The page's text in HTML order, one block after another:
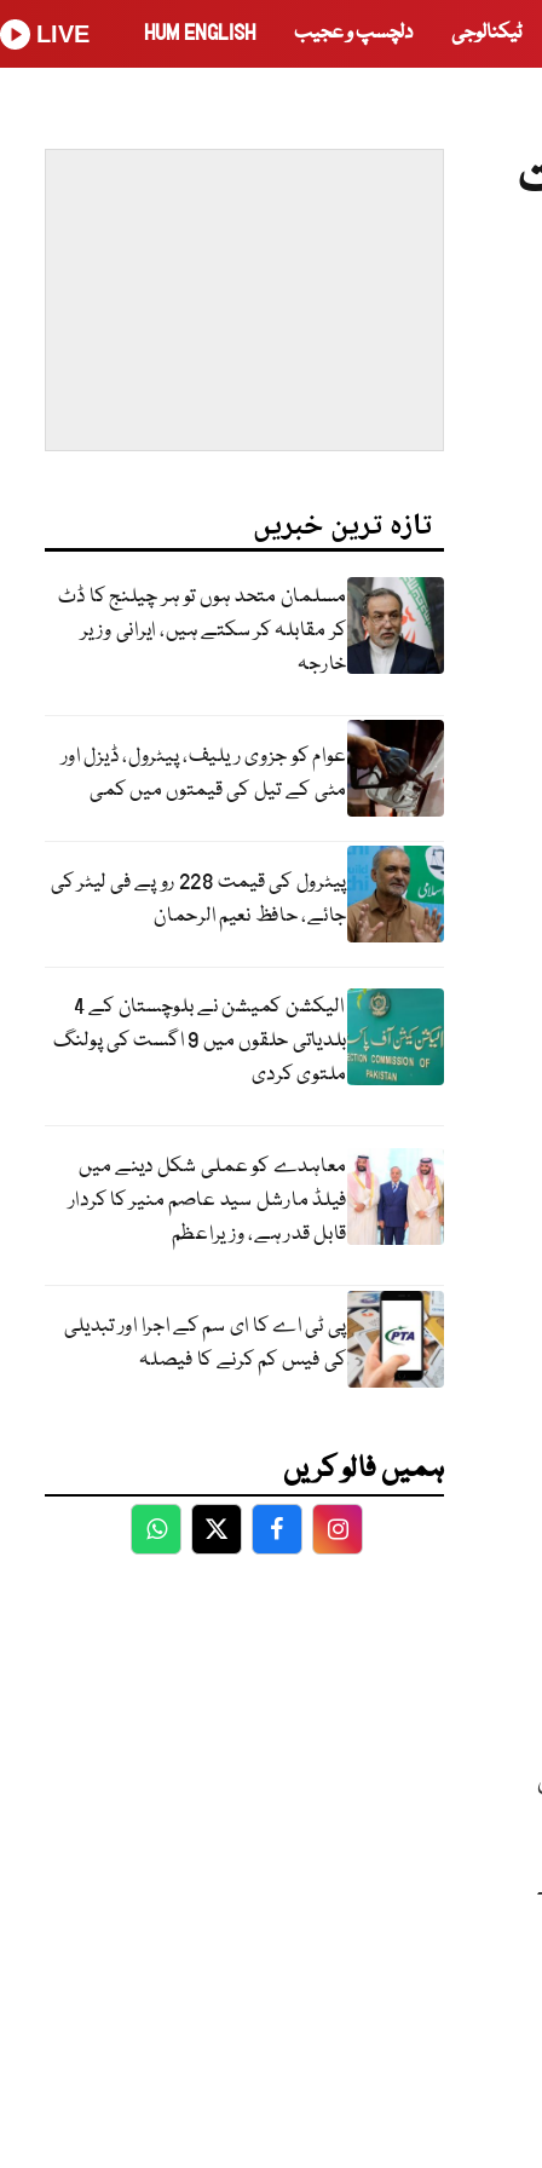
ٹیکنالوجی دلچسپ و عجیب HUM ENGLISH
LIVE
تازہ ترین خبریں
مسلمان متحد ہوں تو ہر چیلنج کا ڈٹ
کر مقابلہ کر سکتے ہیں، ایرانی وزیر
خارجہ
عوام کو جزوی ریلیف، پیٹرول، ڈیزل اور
مٹی کے تیل کی قیمتوں میں کمی
پیٹرول کی قیمت 228 روپے فی لیٹر کی
جائے، حافظ نعیم الرحمان
الیکشن کمیشن نے بلوچستان کے 4
بلدیاتی حلقوں میں 9 اگست کی پولنگ
ملتوی کردی
معاہدے کو عملی شکل دینے میں
فیلڈ مارشل سید عاصم منیر کا کردار
قابل قدر ہے، وزیراعظم
پی ٹی اے کا ای سم کے اجرا اور تبدیلی
کی فیس کم کرنے کا فیصلہ
ہمیں فالو کریں
WhatsApp
TwitterFacebookFacebook